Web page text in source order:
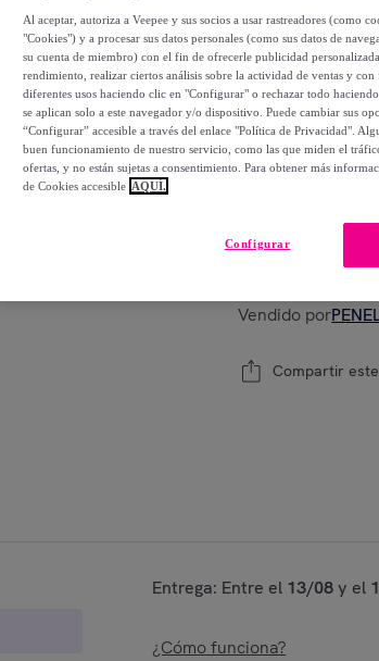
10,60 €
20,55 €
-48 %
Vendido por
Compartir
Entrega: Entre el 13/08y el
¿Cómo funciona?
Al aceptar, autoriza a Veepee y sus socios a usar rastreadores (como
"Cookies") y a procesar sus datos personales (como sus datos de
su cuenta de miembro) con el fin de ofrecerle publicidad
rendimiento, realizar ciertos análisis sobre la actividad de ventas y
diferentes usos haciendo clic en "Configurar" o rechazar todo
se aplican solo a este navegador y/o dispositivo. Puede cambiar sus
“Configurar” accesible a través del enlace "Política de Privacidad".
buen funcionamiento de nuestro servicio, como las que miden el
ofertas, y no están sujetas a consentimiento. Para obtener más
de Cookies accesible AQUÍ.
Configurar